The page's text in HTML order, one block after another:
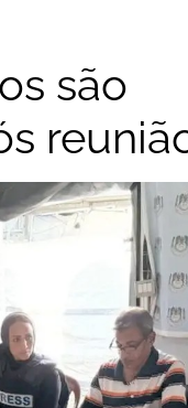
são